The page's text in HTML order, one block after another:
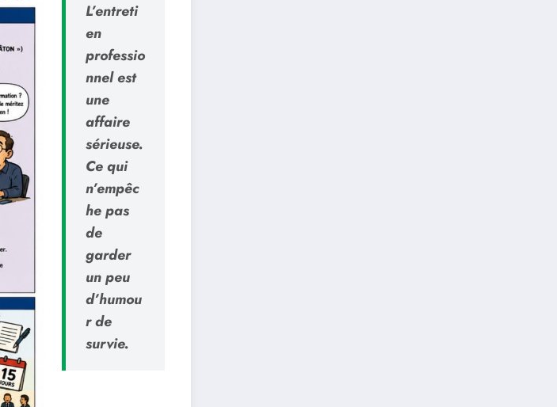
L’entreti
en
professio
nnel est
une
affaire
sérieuse.
Ce qui
n’empêc
he pas
de
garder
un peu
d’humou
r de
survie.